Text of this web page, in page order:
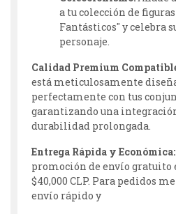
a tu colección de
Fantásticos" y celebra
personaje.
Calidad Premium
está meticulosamente
perfectamente con tus
garantizando una
durabilidad prolongada.
Entrega Rápida y Económica:
promoción de envío gratuito
$40,000 CLP. Para pedidos
envío rápido y